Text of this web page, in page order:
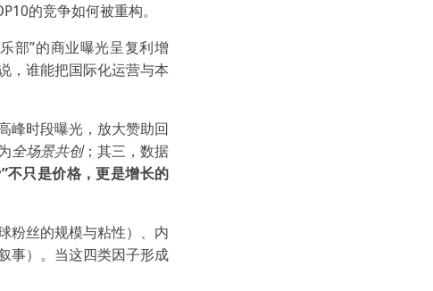
的竞争如何被重构。
部”的商业曝光呈复利增
，谁能把国际化运营与本
峰时段曝光，放大赞助回
全场景共创；其三，数据
不只是价格，更是增长的
粉丝的规模与粘性）、内
事）。当这四类因子形成